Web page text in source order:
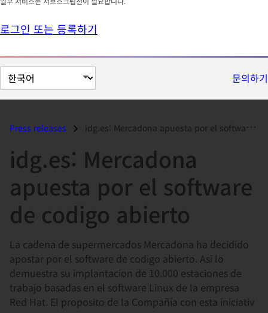
로그인 또는 등록하기
페
이
문의하기
Press releases idg.es: Mercadona apuesta por el software de codigo abierto...
idg.es: Mercadona
apuesta por el software
de codigo abierto
La cadena de supermercados Mercadona ha decidido
apostar por el software de codigo abierto. Asi lo
demuestra su implantacion de 10.000 estaciones de
trabajo basadas en el software Linux de la empresa
Red Hat. El proposito de la Compañía con esta iniciativ